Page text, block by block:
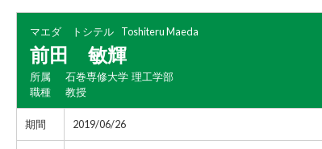
マエダ トシテル Toshiteru Maeda
前田 敏輝
所属
石巻専修大学 理工学部
職種
教授
期間 2019/06/26